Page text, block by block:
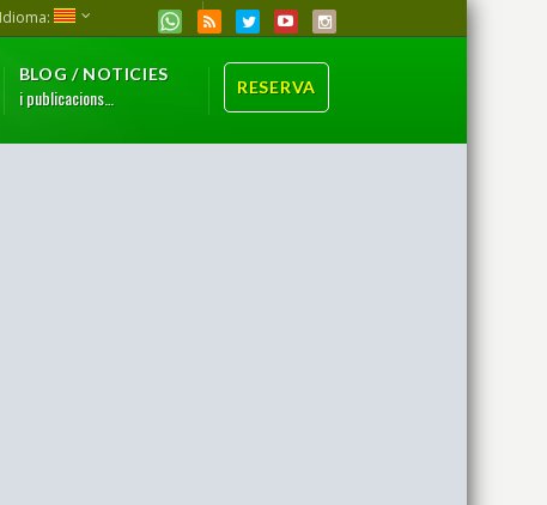
Idioma:
BLOG / NOTICIES
i publicacions… RESERVA